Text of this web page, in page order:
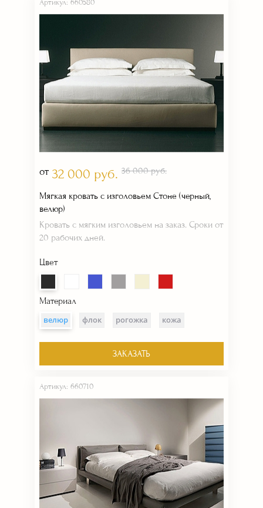
Артикул: 660580
от 32 000 руб. 36 000 руб.
Мягкая кровать с изголовьем Стоне (черный,
велюр)
Кровать с мягким изголовьем на заказ. Сроки от
20 рабочих дней.
Цвет
Материал
велюр
флок рогожка кожа
ЗАКАЗАТЬ
Артикул: 660710